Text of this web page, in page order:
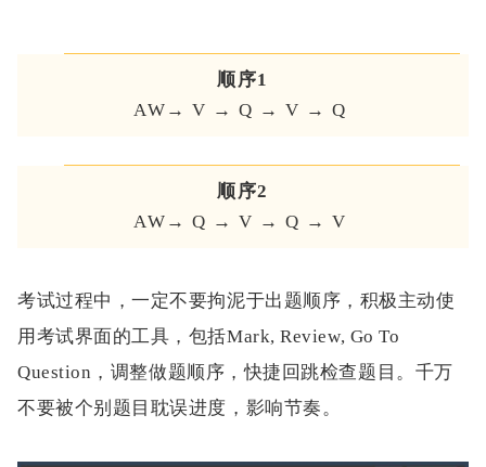
顺序1
AW→ V → Q → V → Q
顺序2
AW→ Q → V → Q → V
考试过程中，一定不要拘泥于出题顺序，积极主动使
用考试界面的工具，包括Mark, Review, Go To
Question，调整做题顺序，快捷回跳检查题目。 千万
不要被个别题目耽误进度，影响节奏。